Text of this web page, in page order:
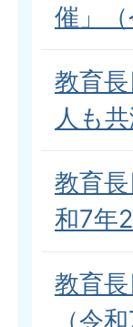
催」（
教育
人も
教育
和7年2
教育
（令